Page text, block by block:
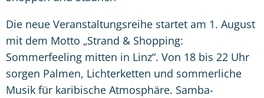
Die neue Veranstaltungsreihe startet am 1. August
mit dem Motto „Strand & Shopping:
Sommerfeeling mitten in Linz“. Von 18 bis 22 Uhr
sorgen Palmen, Lichterketten und sommerliche
Musik für karibische Atmosphäre. Samba-